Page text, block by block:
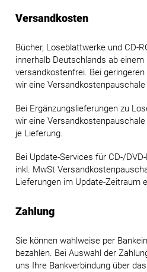
Versandkosten
Bücher, Loseblattwerke und CD-
innerhalb Deutschlands ab
versandkostenfrei. Bei
wir eine
Bei Ergänzungslieferungen zu
wir eine
je Lieferung.
Bei Update-Services für CD-/
inkl. MwSt
Lieferungen im Update-Zeitraum
Zahlung
Sie können wahlweise per
bezahlen. Bei Auswahl der
uns Ihre Bankverbindung über